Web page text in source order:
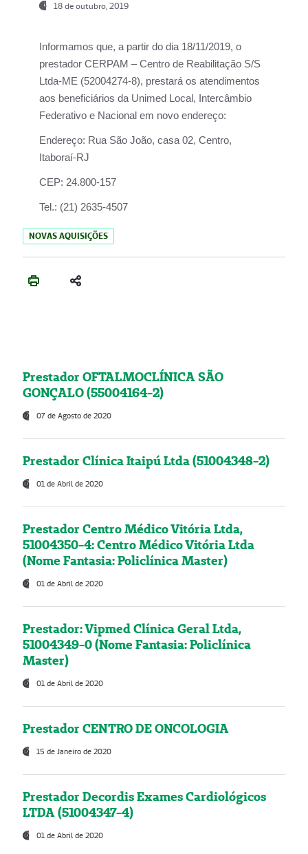
18 de outubro, 2019
Informamos que, a partir do dia 18/11/2019, o
prestador CERPAM – Centro de Reabilitação S/S
Ltda-ME (52004274-8), prestará os atendimentos
aos beneficiários da Unimed Local, Intercâmbio
Federativo e Nacional em novo endereço:
Endereço: Rua São João, casa 02, Centro,
Itaboraí-RJ
CEP: 24.800-157
Tel.: (21) 2635-4507
NOVAS AQUISIÇÕES
Prestador OFTALMOCLÍNICA SÃO
GONÇALO (55004164-2)
07 de Agosto de 2020
Prestador Clínica Itaipú Ltda (51004348-2)
01 de Abril de 2020
Prestador Centro Médico Vitória Ltda,
51004350-4: Centro Médico Vitória Ltda
(Nome Fantasia: Policlínica Master)
01 de Abril de 2020
Prestador: Vipmed Clínica Geral Ltda,
51004349-0 (Nome Fantasia: Policlínica
Master)
01 de Abril de 2020
Prestador CENTRO DE ONCOLOGIA
15 de Janeiro de 2020
Prestador Decordis Exames Cardiológicos
LTDA (51004347-4)
01 de Abril de 2020